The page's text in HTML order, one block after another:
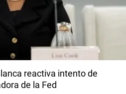
reactiva intento de
de la Fed